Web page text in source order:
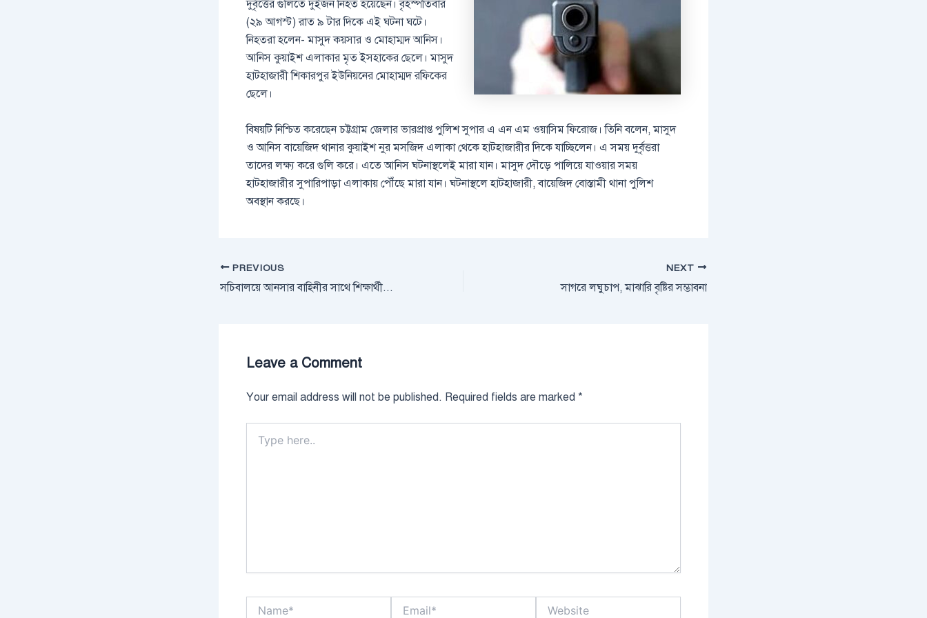
দুর্বৃত্তের গুলিতে দুইজন নিহত হয়েছেন। বৃহস্পতিবার
(২৯ আগস্ট) রাত ৯ টার দিকে এই ঘটনা ঘটে।
নিহতরা হলেন- মাসুদ কয়সার ও মোহাম্মদ আনিস।
আনিস কুয়াইশ এলাকার মৃত ইসহাকের ছেলে। মাসুদ
হাটহাজারী শিকারপুর ইউনিয়নের মোহাম্মদ রফিকের
ছেলে।
বিষয়টি নিশ্চিত করেছেন চট্টগ্রাম জেলার ভারপ্রাপ্ত পুলিশ সুপার এ এন এম ওয়াসিম ফিরোজ। তিনি বলেন, মাসুদ
ও আনিস বায়েজিদ থানার কুয়াইশ নুর মসজিদ এলাকা থেকে হাটহাজারীর দিকে যাচ্ছিলেন। এ সময় দুর্বৃত্তরা
তাদের লক্ষ্য করে গুলি করে। এতে আনিস ঘটনাস্থলেই মারা যান। মাসুদ দৌড়ে পালিয়ে যাওয়ার সময়
হাটহাজারীর সুপারিপাড়া এলাকায় পৌঁছে মারা যান। ঘটনাস্থলে হাটহাজারী, বায়েজিদ বোস্তামী থানা পুলিশ
অবস্থান করছে।
PREVIOUS
সচিবালয়ে আনসার বাহিনীর সাথে শিক্ষার্থীদের সংঘর্ষে কয়েকজন আহত
NEXT
সাগরে লঘুচাপ, মাঝারি বৃষ্টির সম্ভাবনা
Leave a Comment
Your email address will not be published. Required fields are marked *
here..